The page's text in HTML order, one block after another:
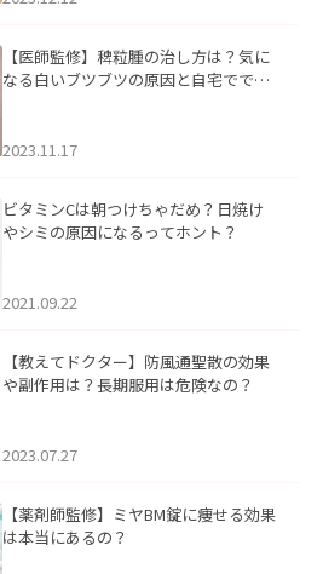
【医師監修】稗粒腫の治し方は？気に
なる白いブツブツの原因と自宅ででき
2023.11.17
ビタミンCは朝つけちゃだめ？日焼け
やシミの原因になるってホント？
2021.09.22
【教えてドクター】防風通聖散の効果
や副作用は？長期服用は危険なの？
2023.07.27
【薬剤師監修】ミヤBM錠に痩せる効果
は本当にあるの？